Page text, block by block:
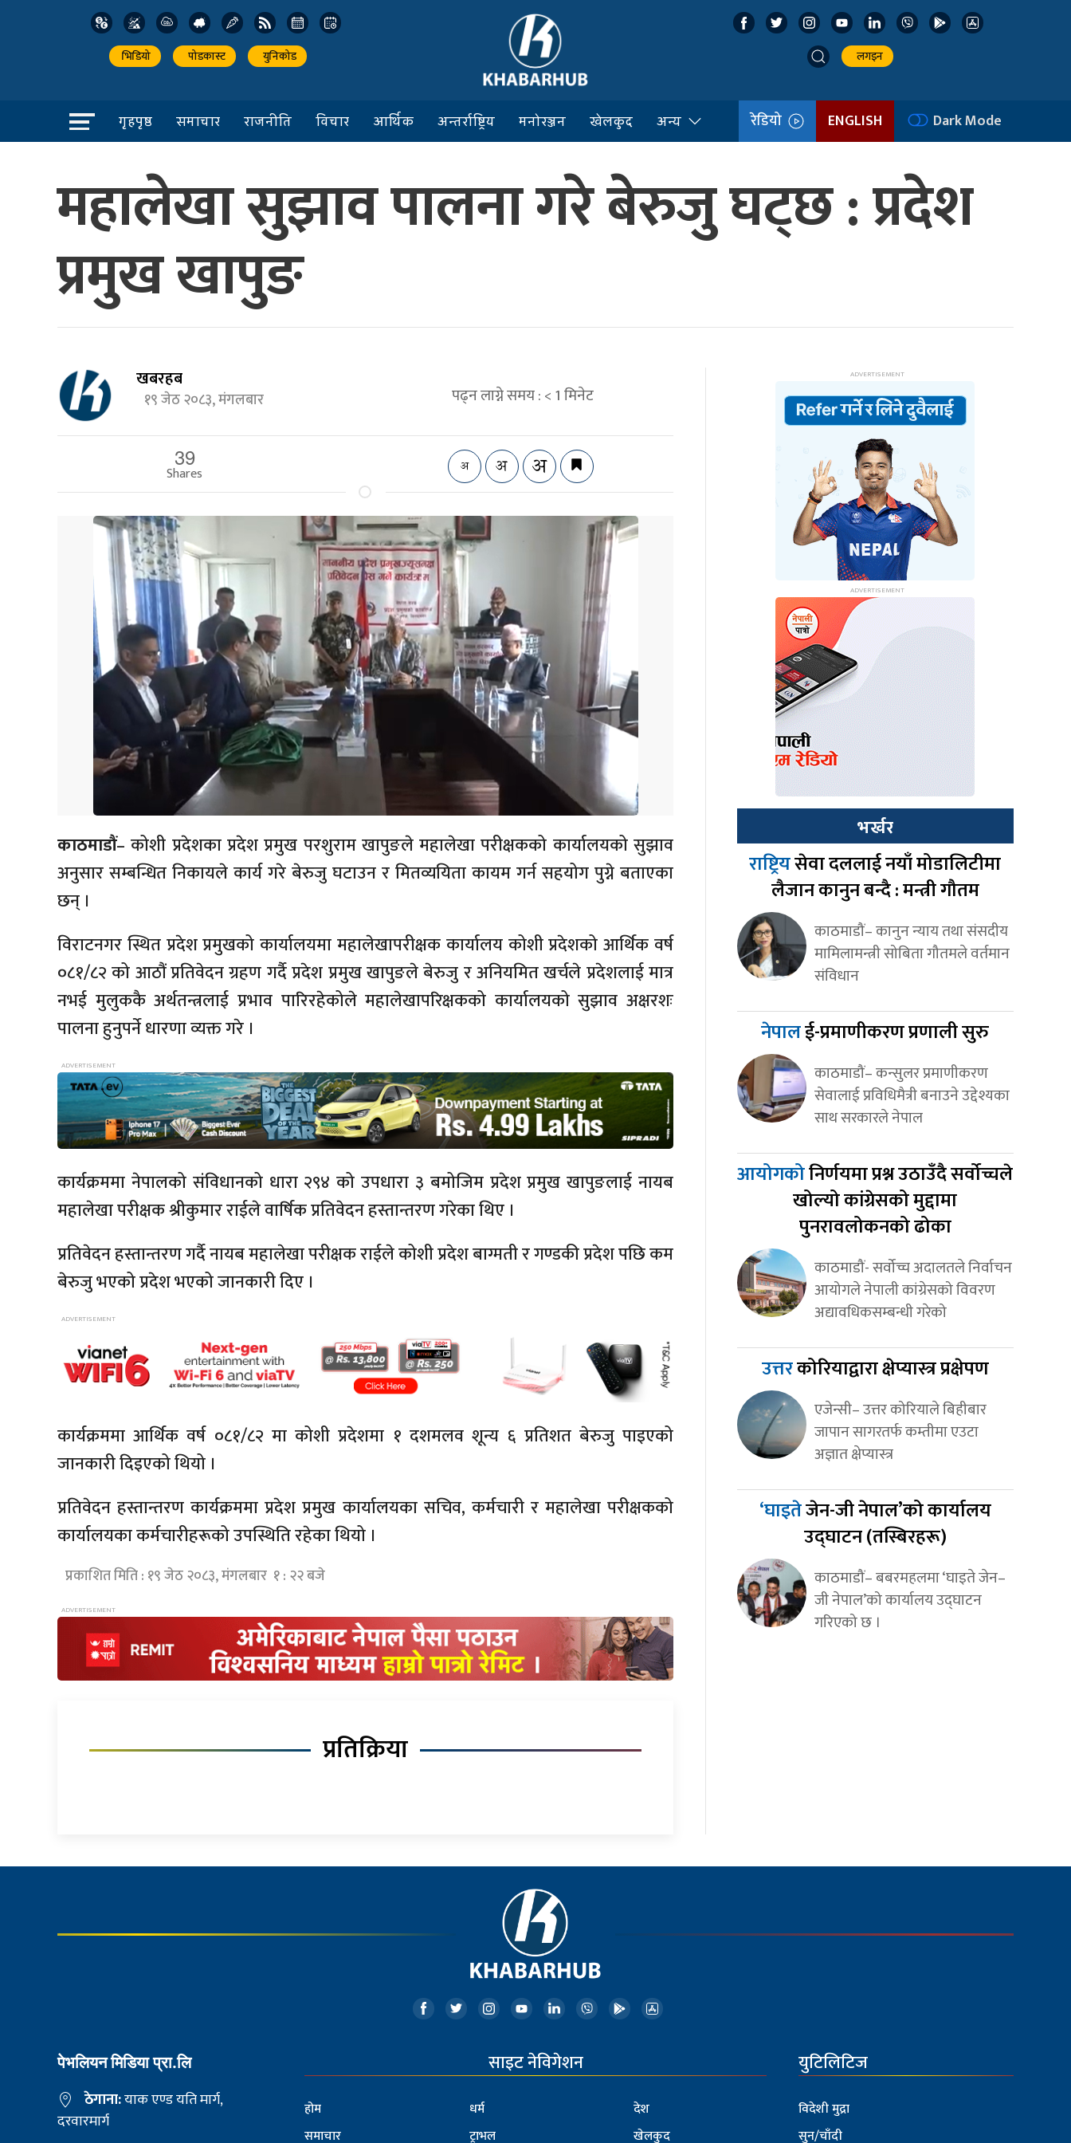
भिडियो पोडकास्ट युनिकोड लगइन
गृहपृष्ठ समाचार राजनीति विचार आर्थिक अन्तर्राष्ट्रिय मनोरञ्जन खेलकुद अन्य रेडियो ENGLISH Dark Mode
महालेखा सुझाव पालना गरे बेरुजु घट्छ : प्रदेश
प्रमुख खापुङ
खबरहब
१९ जेठ २०८३, मंगलबार पढ्न लाग्ने समय :< 1मिनेट
39
Shares
काठमाडौं– कोशी प्रदेशका प्रदेश प्रमुख परशुराम खापुङले महालेखा परीक्षकको कार्यालयको सुझाव
अनुसार सम्बन्धित निकायले कार्य गरे बेरुजु घटाउन र मितव्ययिता कायम गर्न सहयोग पुग्ने बताएका
छन् ।
विराटनगर स्थित प्रदेश प्रमुखको कार्यालयमा महालेखापरीक्षक कार्यालय कोशी प्रदेशको आर्थिक वर्ष
०८१/८२ को आठौं प्रतिवेदन ग्रहण गर्दै प्रदेश प्रमुख खापुङले बेरुजु र अनियमित खर्चले प्रदेशलाई मात्र
नभई मुलुककै अर्थतन्त्रलाई प्रभाव पारिरहेकोले महालेखापरिक्षकको कार्यालयको सुझाव अक्षरशः
पालना हुनुपर्ने धारणा व्यक्त गरे ।
कार्यक्रममा नेपालको संविधानको धारा २९४ को उपधारा ३ बमोजिम प्रदेश प्रमुख खापुङलाई नायब
महालेखा परीक्षक श्रीकुमार राईले वार्षिक प्रतिवेदन हस्तान्तरण गरेका थिए ।
प्रतिवेदन हस्तान्तरण गर्दै नायब महालेखा परीक्षक राईले कोशी प्रदेश बाग्मती र गण्डकी प्रदेश पछि कम
बेरुजु भएको प्रदेश भएको जानकारी दिए ।
कार्यक्रममा आर्थिक वर्ष ०८१/८२ मा कोशी प्रदेशमा १ दशमलव शून्य ६ प्रतिशत बेरुजु पाइएको
जानकारी दिइएको थियो ।
प्रतिवेदन हस्तान्तरण कार्यक्रममा प्रदेश प्रमुख कार्यालयका सचिव, कर्मचारी र महालेखा परीक्षकको
कार्यालयका कर्मचारीहरूको उपस्थिति रहेका थियो ।
प्रकाशित मिति : १९ जेठ २०८३, मंगलबार १ : २२ बजे
प्रतिक्रिया
भर्खर
राष्ट्रियसेवा दललाई नयाँ मोडालिटीमा
लैजान कानुन बन्दै : मन्त्री गौतम
काठमाडौं– कानुन न्याय तथा संसदीय
मामिलामन्त्री सोबिता गौतमले वर्तमान
संविधान
नेपालई-प्रमाणीकरण प्रणाली सुरु
काठमाडौं– कन्सुलर प्रमाणीकरण
सेवालाई प्रविधिमैत्री बनाउने उद्देश्यका
साथ सरकारले नेपाल
आयोगकोनिर्णयमा प्रश्न उठाउँदै सर्वोच्चले
खोल्यो कांग्रेसको मुद्दामा
पुनरावलोकनको ढोका
काठमाडौं- सर्वोच्च अदालतले निर्वाचन
आयोगले नेपाली कांग्रेसको विवरण
अद्यावधिकसम्बन्धी गरेको
उत्तरकोरियाद्वारा क्षेप्यास्त्र प्रक्षेपण
एजेन्सी– उत्तर कोरियाले बिहीबार
जापान सागरतर्फ कम्तीमा एउटा
अज्ञात क्षेप्यास्त्र
‘घाइतेजेन-जी नेपाल’को कार्यालय
उद्घाटन (तस्बिरहरू)
काठमाडौं– बबरमहलमा ‘घाइते जेन–
जी नेपाल’को कार्यालय उद्घाटन
गरिएको छ ।
पेभलियन मिडिया प्रा.लि
ठेगाना:याक एण्ड यति मार्ग,
दरवारमार्ग
साइट नेविगेशन
होम
समाचार
धर्म
ट्राभल
देश
खेलकुद
युटिलिटिज
विदेशी मुद्रा
सुन/चाँदी